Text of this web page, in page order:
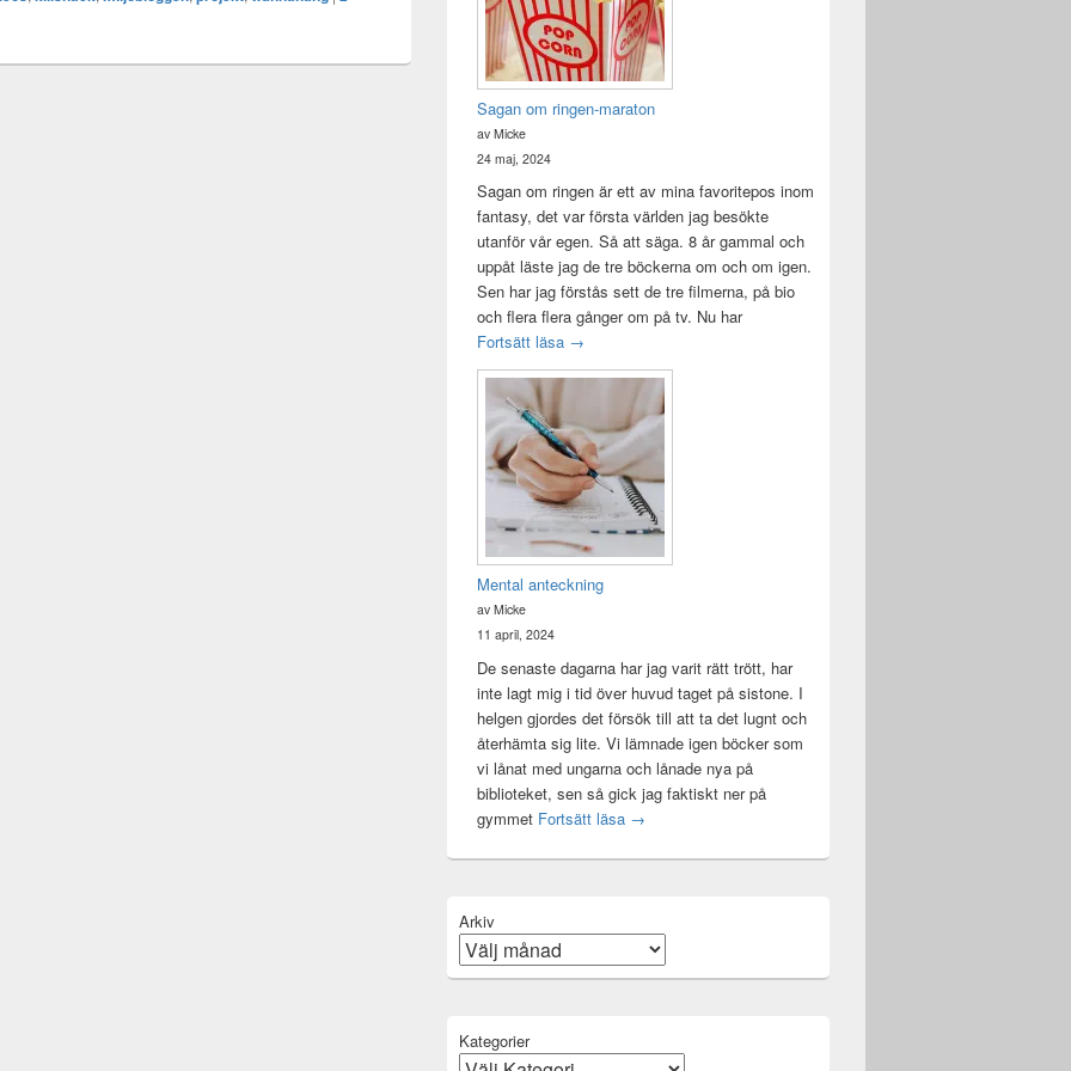
Sagan om ringen-maraton
av Micke
24 maj, 2024
Sagan om ringen är ett av mina favoritepos inom
fantasy, det var första världen jag besökte
utanför vår egen. Så att säga. 8 år gammal och
uppåt läste jag de tre böckerna om och om igen.
Sen har jag förstås sett de tre filmerna, på bio
och flera flera gånger om på tv. Nu har
Fortsätt läsa Sagan om ringen-maraton
→
Mental anteckning
av Micke
11 april, 2024
De senaste dagarna har jag varit rätt trött, har
inte lagt mig i tid över huvud taget på sistone. I
helgen gjordes det försök till att ta det lugnt och
återhämta sig lite. Vi lämnade igen böcker som
vi lånat med ungarna och lånade nya på
biblioteket, sen så gick jag faktiskt ner på
gymmet Fortsätt läsa Mental anteckning
→
Arkiv
Kategorier